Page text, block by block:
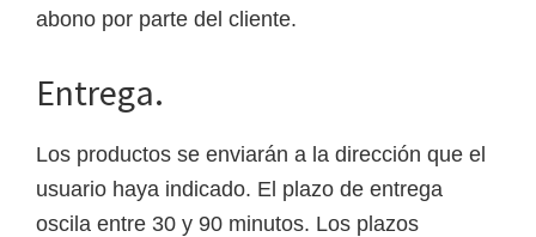
abono por parte del cliente.
Entrega.
Los productos se enviarán a la dirección que el
usuario haya indicado. El plazo de entrega
oscila entre 30 y 90 minutos. Los plazos